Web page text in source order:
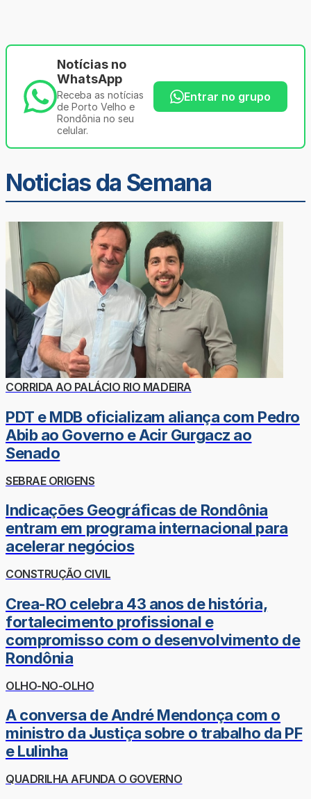
Notícias no
WhatsApp
Receba as notícias
de Porto Velho e
Rondônia no seu
celular.
Entrar no grupo
Noticias da Semana
CORRIDA AO PALÁCIO RIO MADEIRA
PDT e MDB oficializam aliança com Pedro
Abib ao Governo e Acir Gurgacz ao
Senado
SEBRAE ORIGENS
Indicações Geográficas de Rondônia
entram em programa internacional para
acelerar negócios
CONSTRUÇÃO CIVIL
Crea-RO celebra 43 anos de história,
fortalecimento profissional e
compromisso com o desenvolvimento de
Rondônia
OLHO-NO-OLHO
A conversa de André Mendonça com o
ministro da Justiça sobre o trabalho da PF
e Lulinha
QUADRILHA AFUNDA O GOVERNO